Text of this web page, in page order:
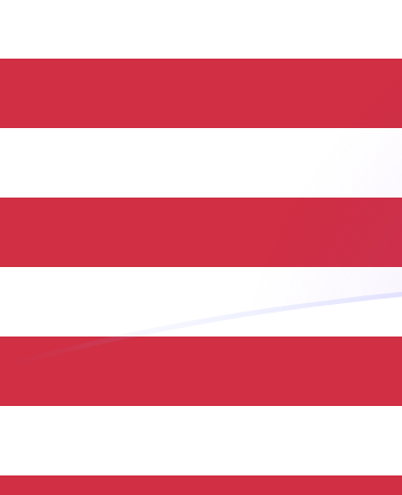
Convertir Dinar jordanien en Dollar américain
pair
5 JOD 7,05219 USD
500 JOD 705,219 USD
10 000 JOD 14 104,4 USD